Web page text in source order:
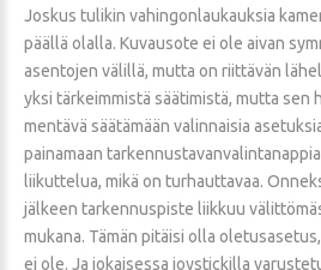
Joskus tulikin vahingonlaukauksia
päällä olalla. Kuvausote ei ole aivan
asentojen välillä, mutta on riittävän
yksi tärkeimmistä säätimistä, mutta sen
mentävä säätämään valinnaisia
painamaan
liikuttelua, mikä on turhauttavaa.
jälkeen tarkennuspiste liikkuu
mukana. Tämän pitäisi olla
ei ole. Ja jokaisessa joystickilla